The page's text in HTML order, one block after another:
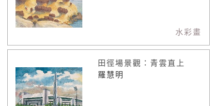
水彩畫
田徑場景觀：青雲直上
羅慧明